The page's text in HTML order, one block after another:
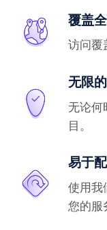
覆盖
访问覆
无限
无论何
目。
易于
使用我
您的服